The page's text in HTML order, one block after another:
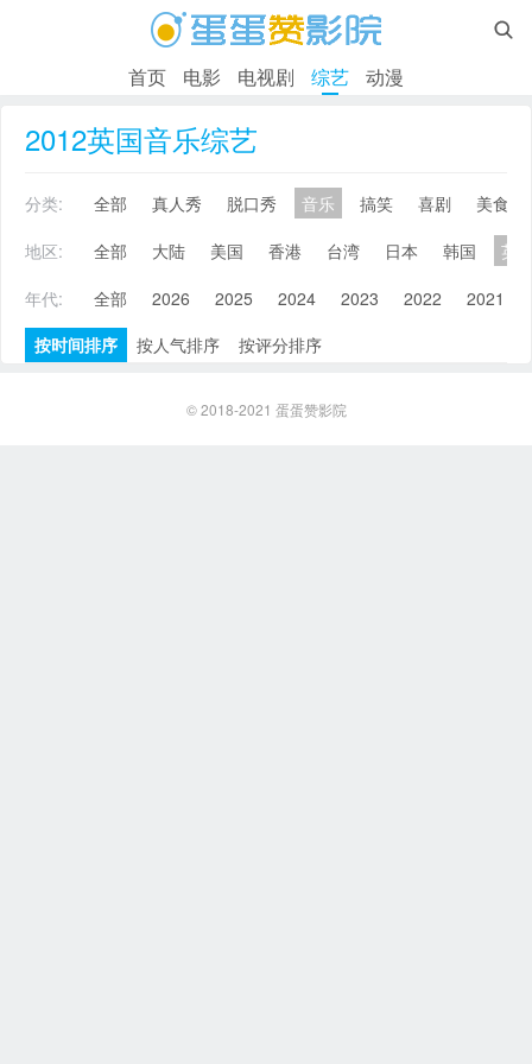

首页 电影 电视剧 综艺 动漫
2012英国音乐综艺
分类: 全部 真人秀 脱口秀 音乐 搞笑 喜剧
美食
地区:
全部 大陆 美国 香港 台湾 日本 韩国
英
年代:
全部 2026 2025 2024 2023 2022 2021
按时间排序
按人气排序 按评分排序
© 2018-2021 蛋蛋赞影院